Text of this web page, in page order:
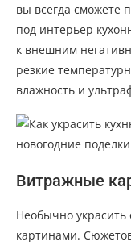
вы всегда сможете
под интерьер
к внешним
резкие
влажность и
Витражные
Необычно
картинами.